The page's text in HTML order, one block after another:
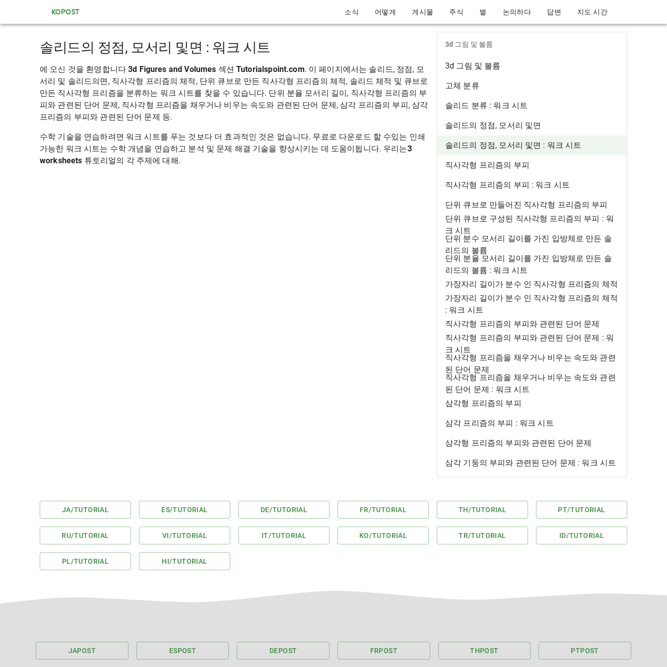
KOPOST 소식 어떻게 게시물 주식 별 논의하다 답변 지도 시간
솔리드의 정점, 모서리 및면 : 워크 시트
에 오신 것을 환영합니다3d Figures and Volumes 섹션Tutorialspoint.com. 이 페이지에서는 솔리드, 정점, 모
서리 및 솔리드의면, 직사각형 프리즘의 체적, 단위 큐브로 만든 직사각형 프리즘의 체적, 솔리드 체적 및 큐브로
만든 직사각형 프리즘을 분류하는 워크 시트를 찾을 수 있습니다. 단위 분율 모서리 길이, 직사각형 프리즘의 부
피와 관련된 단어 문제, 직사각형 프리즘을 채우거나 비우는 속도와 관련된 단어 문제, 삼각 프리즘의 부피, 삼각
프리즘의 부피와 관련된 단어 문제 등.
수학 기술을 연습하려면 워크 시트를 푸는 것보다 더 효과적인 것은 없습니다. 무료로 다운로드 할 수있는 인쇄
가능한 워크 시트는 수학 개념을 연습하고 분석 및 문제 해결 기술을 향상시키는 데 도움이됩니다. 우리는3
worksheets 튜토리얼의 각 주제에 대해.
3d 그림 및 볼륨
3d 그림 및 볼륨
고체 분류
솔리드 분류 : 워크 시트
솔리드의 정점, 모서리 및면
솔리드의 정점, 모서리 및면 : 워크 시트
직사각형 프리즘의 부피
직사각형 프리즘의 부피 : 워크 시트
단위 큐브로 만들어진 직사각형 프리즘의 부피
단위 큐브로 구성된 직사각형 프리즘의 부피 : 워
크 시트
단위 분수 모서리 길이를 가진 입방체로 만든 솔
리드의 볼륨
단위 분율 모서리 길이를 가진 입방체로 만든 솔
리드의 볼륨 : 워크 시트
가장자리 길이가 분수 인 직사각형 프리즘의 체적
가장자리 길이가 분수 인 직사각형 프리즘의 체적
: 워크 시트
직사각형 프리즘의 부피와 관련된 단어 문제
직사각형 프리즘의 부피와 관련된 단어 문제 : 워
크 시트
직사각형 프리즘을 채우거나 비우는 속도와 관련
된 단어 문제
직사각형 프리즘을 채우거나 비우는 속도와 관련
된 단어 문제 : 워크 시트
삼각형 프리즘의 부피
삼각 프리즘의 부피 : 워크 시트
삼각형 프리즘의 부피와 관련된 단어 문제
삼각 기둥의 부피와 관련된 단어 문제 : 워크 시트
JA/TUTORIAL ES/TUTORIAL DE/TUTORIAL FR/TUTORIAL TH/TUTORIAL PT/TUTORIAL
RU/TUTORIAL VI/TUTORIAL IT/TUTORIAL KO/TUTORIAL TR/TUTORIAL ID/TUTORIAL
PL/TUTORIAL HI/TUTORIAL
JAPOST ESPOST DEPOST FRPOST THPOST PTPOST